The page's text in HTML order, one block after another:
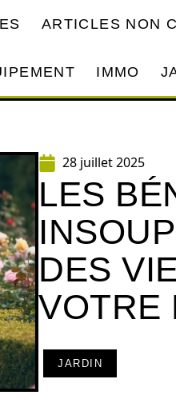
ARTICLES NON
IMMO
28 juillet 2025
LES
DES
VOTRE
JARDIN